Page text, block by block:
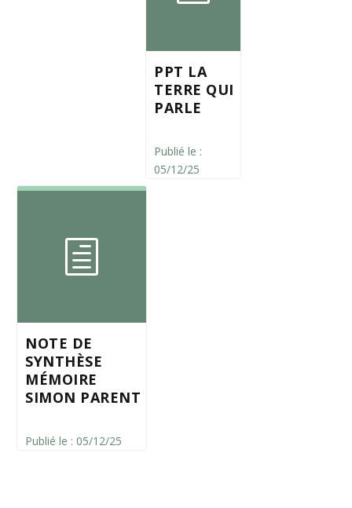
PPT LA
TERRE QUI
PARLE
Publié le :
05/12/25
NOTE DE
SYNTHÈSE
MÉMOIRE
SIMON PARENT
Publié le : 05/12/25